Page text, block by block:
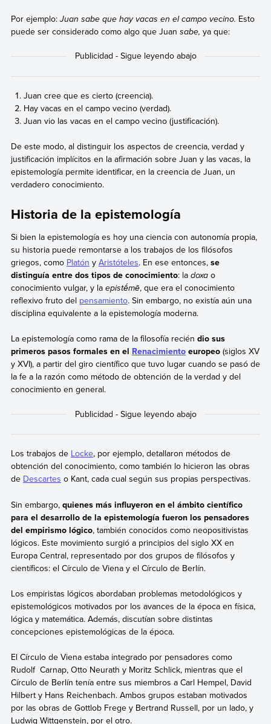
Por ejemplo:Juan sabe que hay vacas en el campo vecino. Esto
puede ser considerado como algo que Juan sabe, ya que:
Juan cree que es cierto (creencia).
Hay vacas en el campo vecino (verdad).
Juan vio las vacas en el campo vecino (justificación).
De este modo, al distinguir los aspectos de creencia, verdad y
justificación implícitos en la afirmación sobre Juan y las vacas, la
epistemología permite identificar, en la creencia de Juan, un
verdadero conocimiento.
Historia de la epistemología
Si bien la epistemología es hoy una ciencia con autonomía propia,
su historia puede remontarse a los trabajos de los filósofos
griegos, como Platón y Aristóteles. En ese entonces, se
distinguía entre dos tipos de conocimiento: la doxao
conocimiento vulgar, y la epistḗmē, que era el conocimiento
reflexivo fruto del pensamiento. Sin embargo, no existía aún una
disciplina equivalente a la epistemología moderna.
La epistemología como rama de la filosofía recién dio sus
primeros pasos formales en el Renacimientoeuropeo (siglos XV
y XVI), a partir del giro científico que tuvo lugar cuando se pasó de
la fe a la razón como método de obtención de la verdad y del
conocimiento en general.
Los trabajos de Locke, por ejemplo, detallaron métodos de
obtención del conocimiento, como también lo hicieron las obras
de Descartes o Kant, cada cual según sus propias perspectivas.
Sin embargo, quienes más influyeron en el ámbito científico
para el desarrollo de la epistemología fueron los pensadores
del empirismo lógico, también conocidos como neopositivistas
lógicos. Este movimiento surgió a principios del siglo XX en
Europa Central, representado por dos grupos de filósofos y
científicos: el Círculo de Viena y el Círculo de Berlín.
Los empiristas lógicos abordaban problemas metodológicos y
epistemológicos motivados por los avances de la época en física,
lógica y matemática. Además, discutían sobre distintas
concepciones epistemológicas de la época.
El Círculo de Viena estaba integrado por pensadores como
Rudolf Carnap, Otto Neurath y Moritz Schlick, mientras que el
Círculo de Berlín tenía entre sus miembros a Carl Hempel, David
Hilbert y Hans Reichenbach. Ambos grupos estaban motivados
por las obras de Gottlob Frege y Bertrand Russell, por un lado, y
Ludwig Wittgenstein, por el otro.